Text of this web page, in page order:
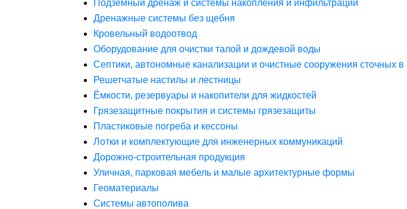
Подземный дренаж и системы накопления и инфильтрации
Дренажные системы без щебня
Кровельный водоотвод
Оборудование для очистки талой и дождевой воды
Септики, автономные канализации и очистные сооружения сточных в
Решетчатые настилы и лестницы
Ёмкости, резервуары и накопители для жидкостей
Грязезащитные покрытия и системы грязезащиты
Пластиковые погреба и кессоны
Лотки и комплектующие для инженерных коммуникаций
Дорожно-строительная продукция
Уличная, парковая мебель и малые архитектурные формы
Геоматериалы
Системы автополива